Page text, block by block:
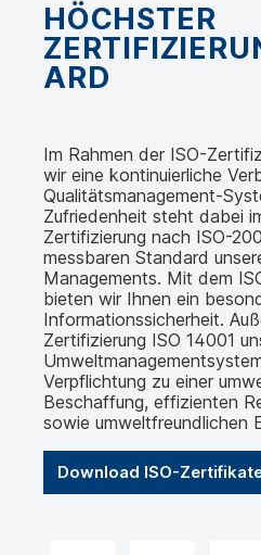
HÖCHSTER
ARD
Im Rahmen der ISO-
wir eine kontinuierliche
Qualitätsmanagement-
Zufriedenheit steht dabei
Zertifizierung nach ISO-
messbaren Standard
Managements. Mit dem
bieten wir Ihnen ein
Informationssicherheit.
Zertifizierung ISO 14001
Verpflichtung zu einer
Beschaffung, effizienten
sowie umweltfreundlichen
Download ISO-